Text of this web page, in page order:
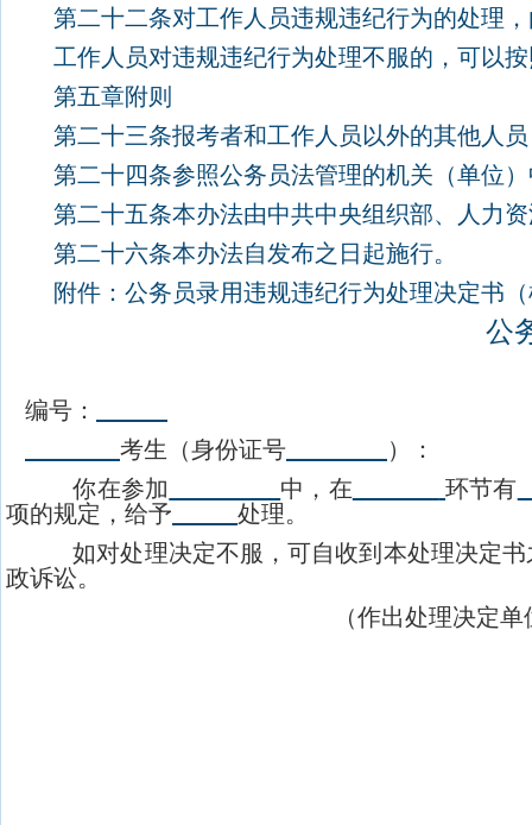
第二十二条对工作人员违规违纪行为的处理，
工作人员对违规违纪行为处理不服的，可以按
第五章附则
第二十三条报考者和工作人员以外的其他人员
第二十四条参照公务员法管理的机关（单位）
第二十五条本办法由中共中央组织部、人力资
第二十六条本办法自发布之日起施行。
附件：公务员录用违规违纪行为处理决定书（
公
编号：
考生（身份证号
）：
你在参加
中，在
环节有
项的规定，给予
处理。
如对处理决定不服，可自收到本处理决定书
政诉讼。
（作出处理决定单位盖